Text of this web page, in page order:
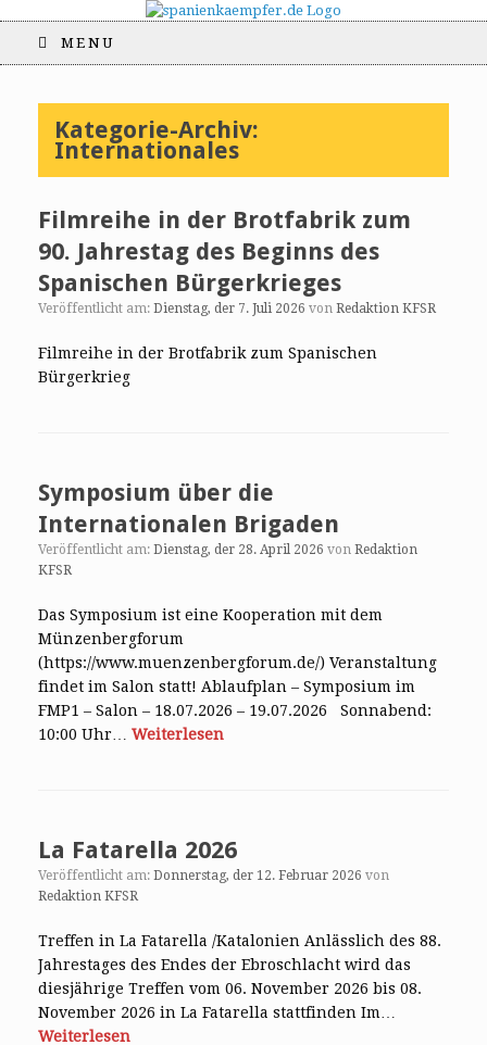
MENU
Kategorie-Archiv:
Internationales
Filmreihe in der Brotfabrik zum
90. Jahrestag des Beginns des
Spanischen Bürgerkrieges
Veröffentlicht am: Dienstag, der 7. Juli 2026 von Redaktion KFSR
Filmreihe in der Brotfabrik zum Spanischen
Bürgerkrieg
Symposium über die
Internationalen Brigaden
Veröffentlicht am: Dienstag, der 28. April 2026 von Redaktion
KFSR
Das Symposium ist eine Kooperation mit dem
Münzenbergforum
(https://www.muenzenbergforum.de/) Veranstaltung
findet im Salon statt! Ablaufplan – Symposium im
FMP1 – Salon – 18.07.2026 – 19.07.2026 Sonnabend:
10:00 Uhr… Weiterlesen
La Fatarella 2026
Veröffentlicht am: Donnerstag, der 12. Februar 2026 von
Redaktion KFSR
Treffen in La Fatarella /Katalonien Anlässlich des 88.
Jahrestages des Endes der Ebroschlacht wird das
diesjährige Treffen vom 06. November 2026 bis 08.
November 2026 in La Fatarella stattfinden Im…
Weiterlesen